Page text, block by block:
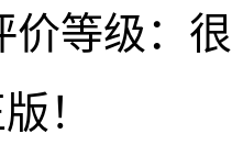
价等级：
！